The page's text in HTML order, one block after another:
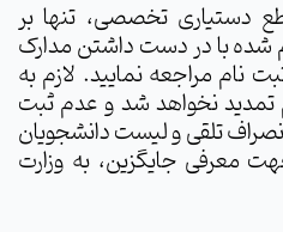
دستیاری تخصصی، تنها بر
شده با در دست داشتن مدارک
نام مراجعه نمایید. لازم به
تمدید نخواهد شد و عدم ثبت
تلقی و لیست دانشجویان
معرفی جایگزین، به وزارت